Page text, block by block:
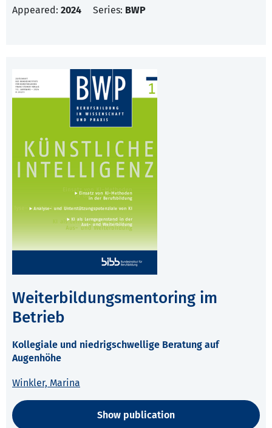
Appeared: 2024 Series: BWP
Weiterbildungsmentoring im
Betrieb
Kollegiale und niedrigschwellige Beratung auf
Augenhöhe
Winkler, Marina
Show publication